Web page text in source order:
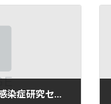
【期間延長】長崎大学高度感染症研究センター 研究部門新興ウイルス研究分野 助教又は特任研究員の募集【終了しました】